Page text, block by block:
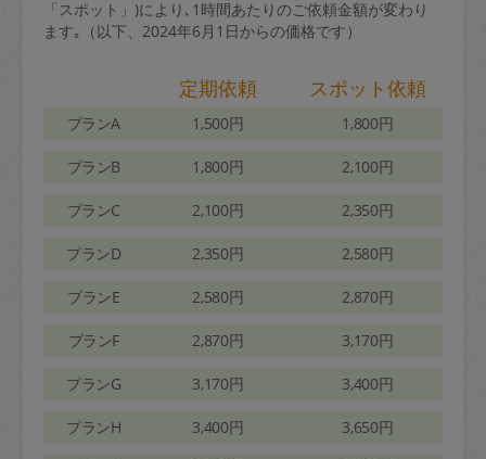
「スポット」)により､1時間あたりのご依頼金額が変わり
ます｡（以下、2024年6月1日からの価格です）
定期依頼 スポット依頼
プランA 1,500円 1,800円
プランB 1,800円 2,100円
プランC 2,100円 2,350円
プランD 2,350円 2,580円
プランE 2,580円 2,870円
プランF 2,870円 3,170円
プランG 3,170円 3,400円
プランH 3,400円 3,650円